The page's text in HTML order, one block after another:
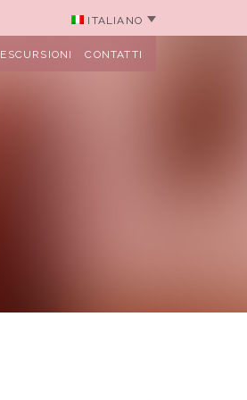
ITALIANO
ESCURSIONI CONTATTI